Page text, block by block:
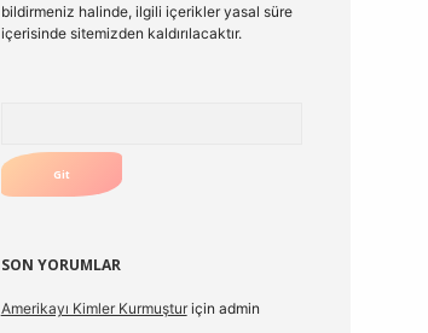
bildirmeniz halinde, ilgili içerikler yasal süre
içerisinde sitemizden kaldırılacaktır.
SON YORUMLAR
Amerikayı Kimler Kurmuşturiçin admin